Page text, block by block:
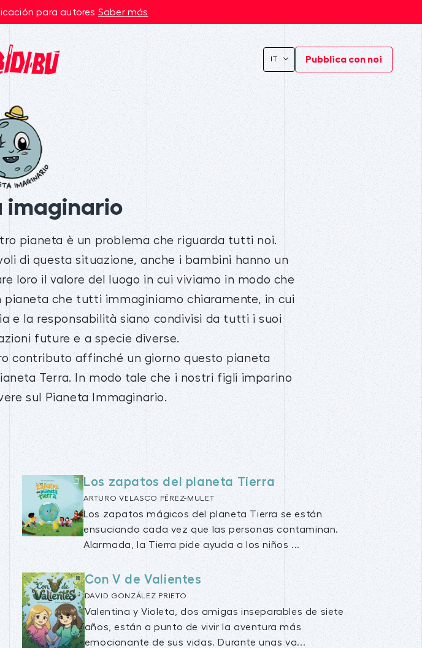
para autores Saber más
IT Pubblica con noi
imaginario
pianeta è un problema che riguarda tutti noi.
di questa situazione, anche i bambini hanno un
loro il valore del luogo in cui viviamo in modo che
che tutti immaginiamo chiaramente, in cui
e la responsabilità siano condivisi da tutti i suoi
future e a specie diverse.
contributo affinché un giorno questo pianeta
Terra. In modo tale che i nostri figli imparino
sul Pianeta Immaginario.
Los zapatos del planeta Tierra
ARTURO VELASCO PÉREZ-MULET
Los zapatos mágicos del planeta Tierra se están
ensuciando cada vez que las personas contaminan.
Alarmada, la Tierra pide ayuda a los niños ...
Con V de Valientes
DAVID GONZÁLEZ PRIETO
Valentina y Violeta, dos amigas inseparables de siete
años, están a punto de vivir la aventura más
emocionante de sus vidas. Durante unas va...